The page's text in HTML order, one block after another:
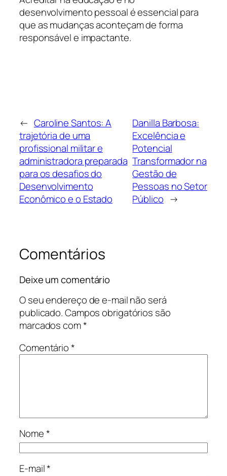
desenvolvimento pessoal é essencial para
que as mudanças aconteçam de forma
responsável e impactante.
← Caroline Santos: A
trajetória de uma
profissional militar e
administradora preparada
para os desafios do
Desenvolvimento
Econômico e o Estado
Danilla Barbosa:
Excelência e
Potencial
Transformador na
Gestão de
Pessoas no Setor
Público →
Comentários
Deixe um comentário
O seu endereço de e-mail não será
publicado.Campos obrigatórios são
marcados com*
Comentário*
Nome*
E-mail*